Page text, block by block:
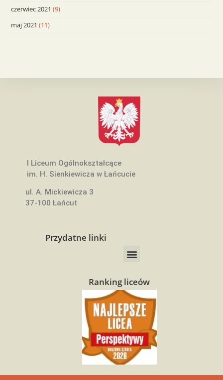
czerwiec 2021 (9)
maj 2021 (11)
I Liceum Ogólnokształcące
im. H. Sienkiewicza w Łańcucie
ul. A. Mickiewicza 3
37-100 Łańcut
Przydatne linki
Ranking liceów